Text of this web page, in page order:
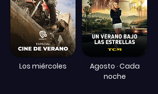
Los miércoles
Agosto · Cada
noche